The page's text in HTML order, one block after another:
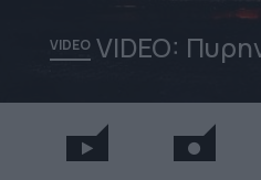
VIDEOVIDEO: